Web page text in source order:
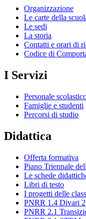
Organizzazione
Le carte della
Le sedi
La storia
Contatti e orari di
Codice di
I Servizi
Personale
Famiglie e studenti
Percorsi di studio
Didattica
Offerta formativa
Piano Triennale
Le schede
Libri di testo
I progetti delle
PNRR 1.4 Divari 2
PNRR 2.1